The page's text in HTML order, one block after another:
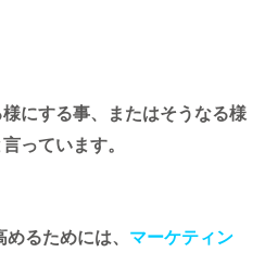
様にする事、またはそうなる様
っています。
るためには、 マーケティン